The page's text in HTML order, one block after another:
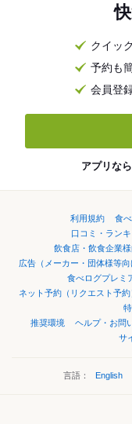
クイッ
予約も
会員登
アプリな
利用規約 食
口コミ・ラン
飲食店・飲食企業
広告（メーカー・団体様等
食べログプレミ
ネット予約（リクエスト予約
推奨環境
ヘルプ・お問
サ
言語： English